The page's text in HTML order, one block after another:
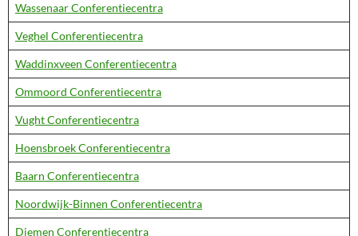
Wassenaar Conferentiecentra
Veghel Conferentiecentra
Waddinxveen Conferentiecentra
Ommoord Conferentiecentra
Vught Conferentiecentra
Hoensbroek Conferentiecentra
Baarn Conferentiecentra
Noordwijk-Binnen Conferentiecentra
Diemen Conferentiecentra